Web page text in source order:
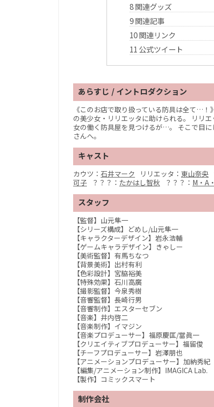
8関連グッズ
9関連記事
10関連リンク
11 公式ツイート
あらすじ / イントロダクション
《このお店で取り扱っている防具は全て…
の美少女・リリエッタに助けられる。 リリ
女の働く防具屋を見つけるが…。 そこで目
さんへ。
キャスト
カウツ： 石井マーク リリエッタ： 東山奈央
可子
？？？： たかはし智秋 ？？？： M・A
スタッフ
【監督】山元隼一
【シリーズ構成】どめし/山元隼一
【キャラクターデザイン】岩永浩輔
【ゲームキャラデザイン】きゃしー
【美術監督】有馬ちなつ
【背景美術】出村有利
【色彩設計】宮脇裕美
【特殊効果】石川高廣
【撮影監督】今泉秀樹
【音響監督】長崎行男
【音響制作】エスターセブン
【音楽】井内啓二
【音楽制作】イマジン
【音楽プロデューサー】福原慶匡/當眞一
【クリエイティブプロデューサー】福留俊
【チーフプロデューサー】岩澤朋也
【アニメーションプロデューサー】加納秀紀
【編集/アニメーション制作】IMAGICA Lab.
【製作】コミックスマート
制作会社